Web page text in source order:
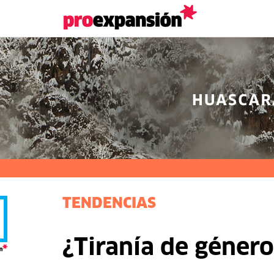
TENDENCIAS
¿Tiranía de